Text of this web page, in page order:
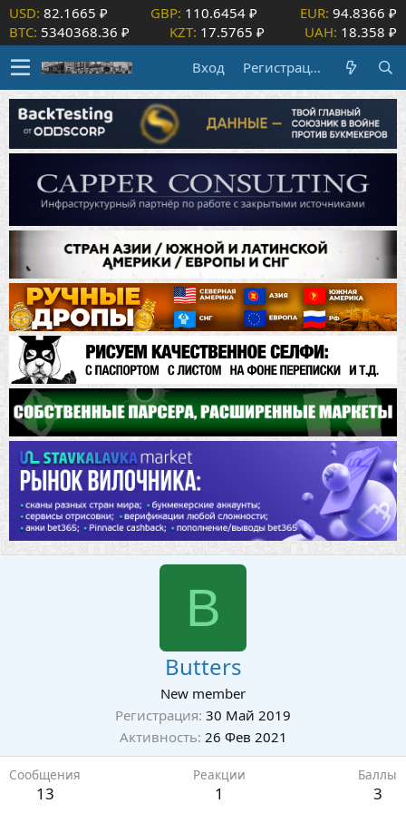
USD: 82.1665 ₽ GBP: 110.6454 ₽ EUR: 94.8366 ₽
BTC: 5340368.36 ₽ KZT: 17.5765 ₽ UAH: 18.358 ₽
Вход
Регистрация
B
Butters
New member
Регистрация 30 Май 2019
Активность 26 Фев 2021
Сообщения
13
Реакции
1
Баллы
3